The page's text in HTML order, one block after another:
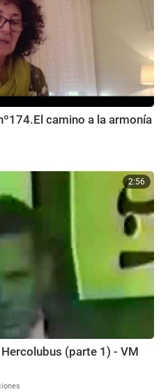
camino a la armonía
2:56
(parte 1) - VM